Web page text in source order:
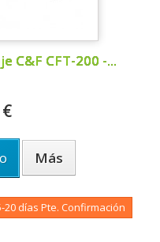
C&F CFT-200 -...
Más
20 días Pte. Confirmación